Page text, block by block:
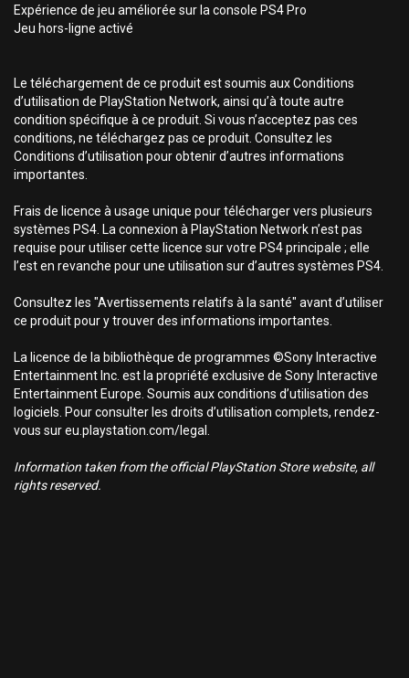
Expérience de jeu améliorée sur la console PS4 Pro
Jeu hors-ligne activé
Le téléchargement de ce produit est soumis aux Conditions
d’utilisation de PlayStation Network, ainsi qu’à toute autre
condition spécifique à ce produit. Si vous n’acceptez pas ces
conditions, ne téléchargez pas ce produit. Consultez les
Conditions d’utilisation pour obtenir d’autres informations
importantes.
Frais de licence à usage unique pour télécharger vers plusieurs
systèmes PS4. La connexion à PlayStation Network n’est pas
requise pour utiliser cette licence sur votre PS4 principale ; elle
l’est en revanche pour une utilisation sur d’autres systèmes PS4.
Consultez les "Avertissements relatifs à la santé" avant d’utiliser
ce produit pour y trouver des informations importantes.
La licence de la bibliothèque de programmes ©Sony Interactive
Entertainment Inc. est la propriété exclusive de Sony Interactive
Entertainment Europe. Soumis aux conditions d’utilisation des
logiciels. Pour consulter les droits d’utilisation complets, rendez-
vous sur eu.playstation.com/legal.
Information taken from the official PlayStation Store website, all
rights reserved.